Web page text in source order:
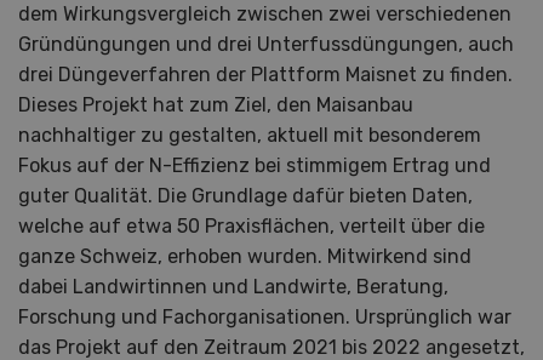
dem Wirkungsvergleich zwischen zwei verschiedenen
Gründüngungen und drei Unterfussdüngungen, auch
drei Düngeverfahren der Plattform Maisnet zu finden.
Dieses Projekt hat zum Ziel, den Maisanbau
nachhaltiger zu gestalten, aktuell mit besonderem
Fokus auf der N-Effizienz bei stimmigem Ertrag und
guter Qualität. Die Grundlage dafür bieten Daten,
welche auf etwa 50 Praxisflächen, verteilt über die
ganze Schweiz, erhoben wurden. Mitwirkend sind
dabei Landwirtinnen und Landwirte, Beratung,
Forschung und Fachorganisationen. Ursprünglich war
das Projekt auf den Zeitraum 2021 bis 2022 angesetzt,